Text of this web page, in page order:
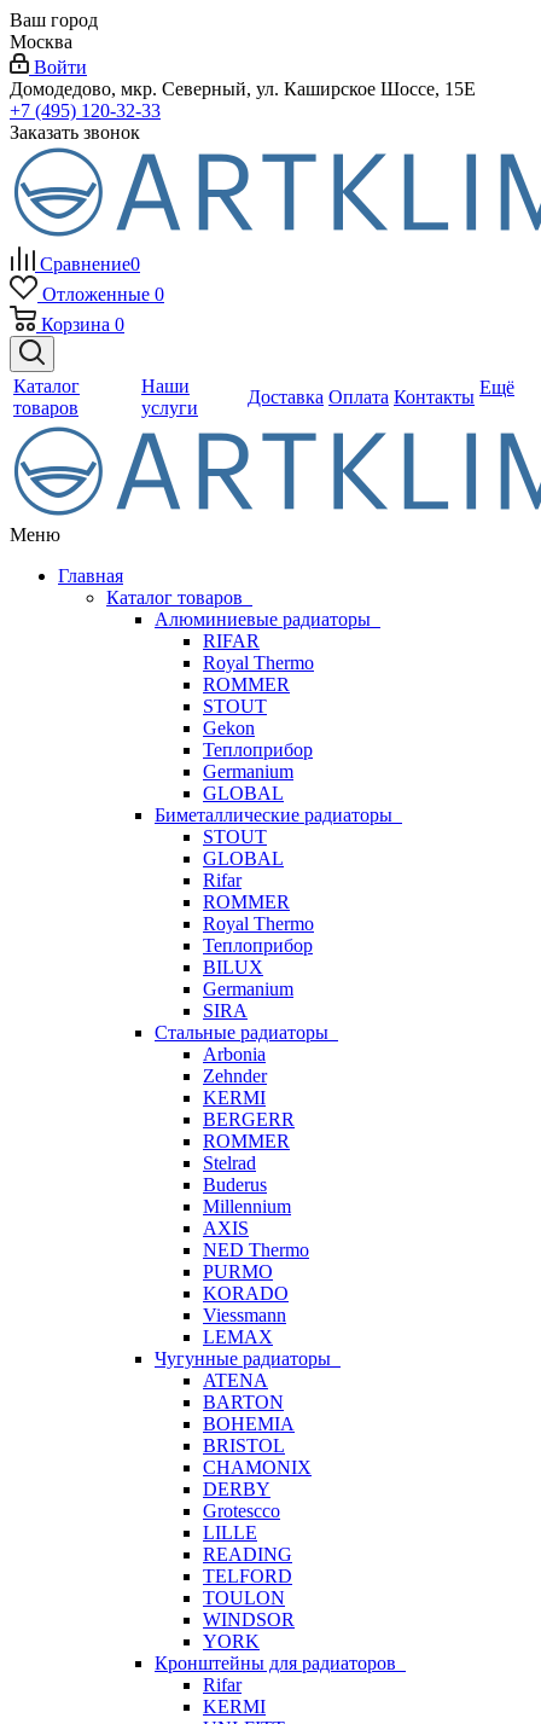
Ваш город
Москва
Войти
Домодедово, мкр. Северный, ул. Каширское Шоссе, 15Е
+7 (495) 120-32-33
Заказать звонок
Сравнение0
Отложенные 0
Корзина 0
Каталог
товаров
Наши
услуги
Доставка Оплата Контакты Ещё
Меню
Главная
Каталог товаров
Алюминиевые радиаторы
RIFAR
Royal Thermo
ROMMER
STOUT
Gekon
Теплоприбор
Germanium
GLOBAL
Биметаллические радиаторы
STOUT
GLOBAL
Rifar
ROMMER
Royal Thermo
Теплоприбор
BILUX
Germanium
SIRA
Стальные радиаторы
Arbonia
Zehnder
KERMI
BERGERR
ROMMER
Stelrad
Buderus
Millennium
AXIS
NED Thermo
PURMO
KORADO
Viessmann
LEMAX
Чугунные радиаторы
ATENA
BARTON
BOHEMIA
BRISTOL
CHAMONIX
DERBY
Grotescco
LILLE
READING
TELFORD
TOULON
WINDSOR
YORK
Кронштейны для радиаторов
Rifar
KERMI